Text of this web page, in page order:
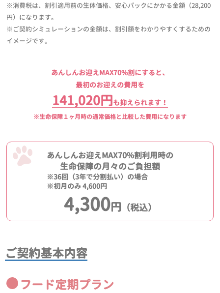
※消費税は、割引適用前の生体価格、安心パックにかかる金額（28,200
円）になります。
※ご契約シミュレーションの金額は、割引額をわかりやすくするための
イメージです。
あんしんお迎えMAX70%割にすると、
最初のお迎えの費用を
141,020円も抑えられます！
※生命保障１ヶ月時の通常価格と比較した費用になります
あんしんお迎えMAX70%割利用時の
生命保障の月々のご負担額
※36回（3年で分割払い）の場合
※初月のみ 4,600円
4,300円 （税込）
ご契約基本内容
フード定期プラン